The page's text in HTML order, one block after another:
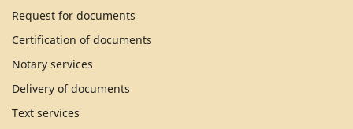
Request for documents
Certification of documents
Notary services
Delivery of documents
Text services